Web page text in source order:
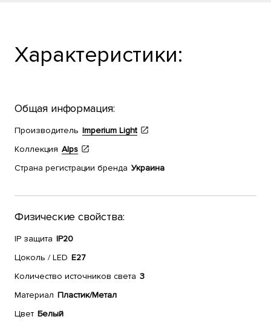
Характеристики:
Общая информация:
Производитель Imperium Light
Коллекция Alps
Страна регистрации бренда Украина
Физические свойства:
IP защита IP20
Цоколь / LED E27
Количество источников света 3
Материал Пластик/Метал
Цвет Белый